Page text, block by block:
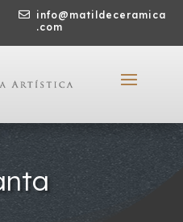

info@matildeceramica
.com